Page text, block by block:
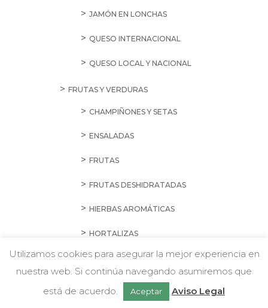
JAMÓN EN LONCHAS
QUESO INTERNACIONAL
QUESO LOCAL Y NACIONAL
FRUTAS Y VERDURAS
CHAMPIÑONES Y SETAS
ENSALADAS
FRUTAS
FRUTAS DESHIDRATADAS
HIERBAS AROMÁTICAS
HORTALIZAS
VERDURAS
w Chatea con nosotros
Utilizamos cookies para asegurar la mejor experiencia en
nuestra web. Si continúa navegando asumiremos que
está de acuerdo.
Aceptar Aviso Legal